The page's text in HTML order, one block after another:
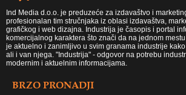
Ind Media d.o.o. je preduzeće za izdavaštvo i
profesionalan tim stručnjaka iz oblasi izdavaštva,
grafičkog i web dizajna. Industrija je časopis i portal
komercijalnog karaktera što znači da na jednom
je aktuelno i zanimljivo u svim granama industrije
ali i van njega. "Industrija" - odgovor na potrebu
modernim i aktuelnim informacijama.
BRZO PRONADJI